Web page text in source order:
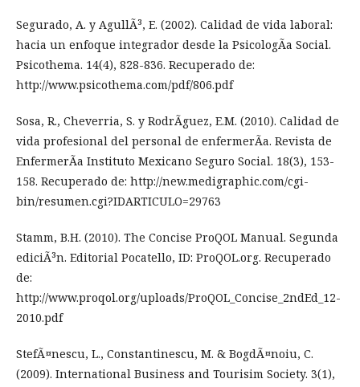
Segurado, A. y AgullÃ³, E. (2002). Calidad de vida laboral:
hacia un enfoque integrador desde la PsicologÃ­a Social.
Psicothema. 14(4), 828-836. Recuperado de:
http://www.psicothema.com/pdf/806.pdf
Sosa, R., Cheverria, S. y RodrÃ­guez, E.M. (2010). Calidad de
vida profesional del personal de enfermerÃ­a. Revista de
EnfermerÃ­a Instituto Mexicano Seguro Social. 18(3), 153-
158. Recuperado de: http://new.medigraphic.com/cgi-
bin/resumen.cgi?IDARTICULO=29763
Stamm, B.H. (2010). The Concise ProQOL Manual. Segunda
ediciÃ³n. Editorial Pocatello, ID: ProQOL.org. Recuperado
de:
http://www.proqol.org/uploads/ProQOL_Concise_2ndEd_12-
2010.pdf
StefÃ¤nescu, L., Constantinescu, M. & BogdÃ¤noiu, C.
(2009). International Business and Tourisim Society. 3(1),